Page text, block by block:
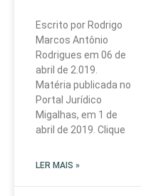
Escrito por Rodrigo
Marcos Antônio
Rodrigues em 06 de
abril de 2.019.
Matéria publicada no
Portal Jurídico
Migalhas, em 1 de
abril de 2019. Clique
LER MAIS »